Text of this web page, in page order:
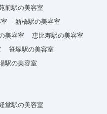
前駅の美容室
新橋駅の美容室
美容室
恵比寿駅の美容室
笹塚駅の美容室
駅の美容室
堂駅の美容室